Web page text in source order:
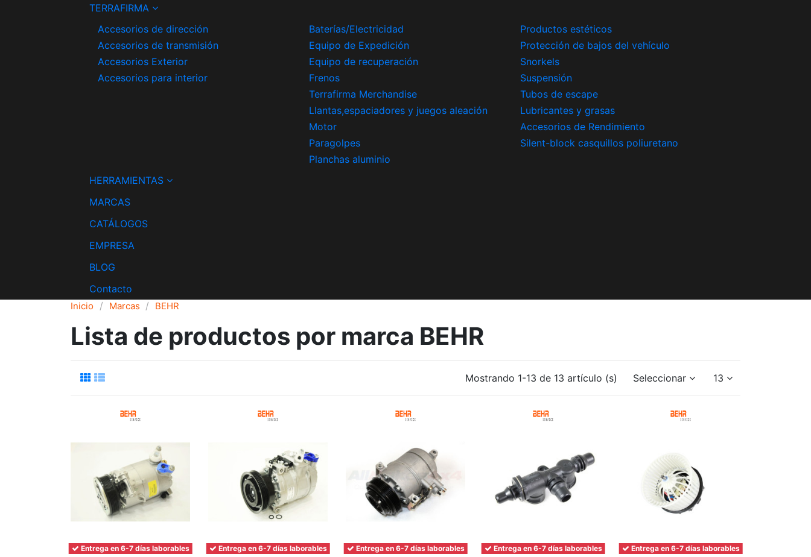
TERRAFIRMA
Accesorios de dirección
Accesorios de transmisión
Accesorios Exterior
Accesorios para interior
Baterías/Electricidad
Equipo de Expedición
Equipo de recuperación
Frenos
Terrafirma Merchandise
Llantas,espaciadores y juegos aleación
Motor
Paragolpes
Planchas aluminio
Productos estéticos
Protección de bajos del vehículo
Snorkels
Suspensión
Tubos de escape
Lubricantes y grasas
Accesorios de Rendimiento
Silent-block casquillos poliuretano
HERRAMIENTAS
MARCAS
CATÁLOGOS
EMPRESA
BLOG
Contacto
Inicio Marcas BEHR
Lista de productos por marca BEHR
Mostrando 1-13 de 13 artículo (s) Seleccionar 13
Entrega en 6-7 días laborables Entrega en 6-7 días laborables Entrega en 6-7 días laborables Entrega en 6-7 días laborables Entrega en 6-7 días laborables